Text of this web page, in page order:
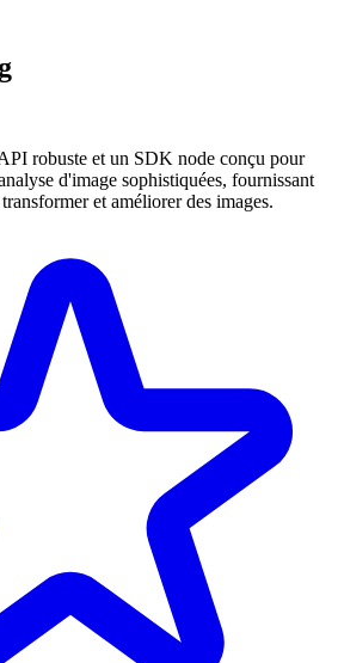
robuste et un SDK node conçu pour
d'image sophistiquées, fournissant
et améliorer des images.